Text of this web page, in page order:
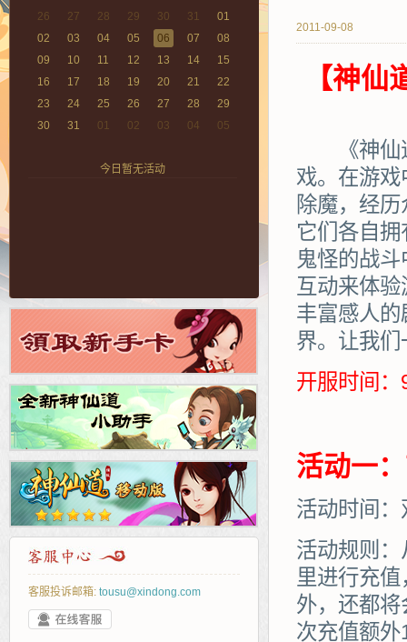
26
27 28 29 30 31
01
02
03 04 05 06 07
08
09
10 11 12 13 14
15
16
17 18 19 20 21
22
23
24 25 26 27 28
29
30
31 01 02 03 04 05
今日暂无活动
客服投诉邮箱: tousu@xindong.com
2011-09-08
【神
《神仙道
戏。在游
除魔，经
它们各自
鬼怪的战
互动来体
丰富感人
界。让我们
开服时间
活动一
活动时间
活动规则
里进行充
外，还都将
次充值额